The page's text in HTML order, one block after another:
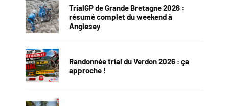
TrialGP de Grande Bretagne 2026 :
résumé complet du weekend à
Anglesey
Randonnée trial du Verdon 2026 : ça
approche !